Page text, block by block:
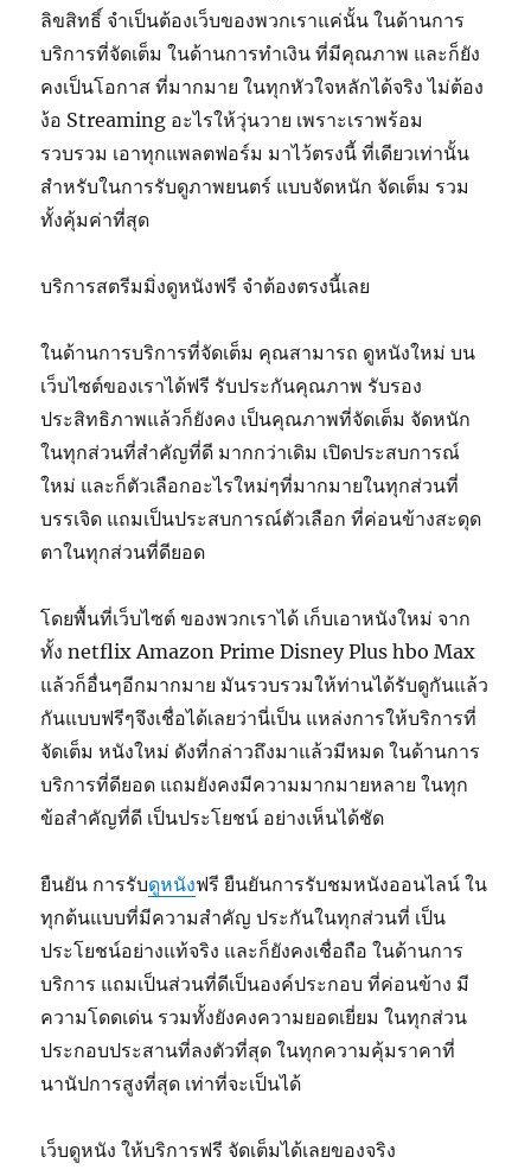
ลิขสิทธิ์ จำเป็นต้องเว็บของพวกเราแค่นั้น ในด้านการ
บริการที่จัดเต็ม ในด้านการทำเงิน ที่มีคุณภาพ และก็ยัง
คงเป็นโอกาส ที่มากมาย ในทุกหัวใจหลักได้จริง ไม่ต้อง
ง้อ Streaming อะไรให้วุ่นวาย เพราะเราพร้อม
รวบรวม เอาทุกแพลตฟอร์ม มาไว้ตรงนี้ ที่เดียวเท่านั้น
สำหรับในการรับดูภาพยนตร์ แบบจัดหนัก จัดเต็ม รวม
ทั้งคุ้มค่าที่สุด
บริการสตรีมมิ่งดูหนังฟรี จำต้องตรงนี้เลย
ในด้านการบริการที่จัดเต็ม คุณสามารถ ดูหนังใหม่ บน
เว็บไซต์ของเราได้ฟรี รับประกันคุณภาพ รับรอง
ประสิทธิภาพแล้วก็ยังคง เป็นคุณภาพที่จัดเต็ม จัดหนัก
ในทุกส่วนที่สำคัญที่ดี มากกว่าเดิม เปิดประสบการณ์
ใหม่ และก็ตัวเลือกอะไรใหม่ๆที่มากมายในทุกส่วนที่
บรรเจิด แถมเป็นประสบการณ์ตัวเลือก ที่ค่อนข้างสะดุด
ตาในทุกส่วนที่ดียอด
โดยพื้นที่เว็บไซต์ ของพวกเราได้ เก็บเอาหนังใหม่ จาก
ทั้ง netflix Amazon Prime Disney Plus hbo Max
แล้วก็อื่นๆอีกมากมาย มันรวบรวมให้ท่านได้รับดูกันแล้ว
กันแบบฟรีๆจึงเชื่อได้เลยว่านี่เป็น แหล่งการให้บริการที่
จัดเต็ม หนังใหม่ ดังที่กล่าวถึงมาแล้วมีหมด ในด้านการ
บริการที่ดียอด แถมยังคงมีความมากมายหลาย ในทุก
ข้อสำคัญที่ดี เป็นประโยชน์ อย่างเห็นได้ชัด
ยืนยัน การรับดูหนังฟรี ยืนยันการรับชมหนังออนไลน์ ใน
ทุกต้นแบบที่มีความสำคัญ ประกันในทุกส่วนที่ เป็น
ประโยชน์อย่างแท้จริง และก็ยังคงเชื่อถือ ในด้านการ
บริการ แถมเป็นส่วนที่ดีเป็นองค์ประกอบ ที่ค่อนข้าง มี
ความโดดเด่น รวมทั้งยังคงความยอดเยี่ยม ในทุกส่วน
ประกอบประสานที่ลงตัวที่สุด ในทุกความคุ้มราคาที่
นานัปการสูงที่สุด เท่าที่จะเป็นได้
เว็บดูหนัง ให้บริการฟรี จัดเต็มได้เลยของจริง